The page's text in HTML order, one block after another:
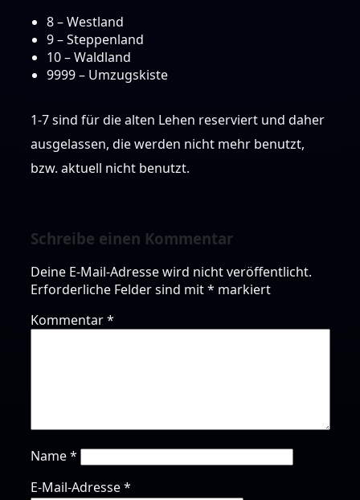
8 – Westland
9 – Steppenland
10 – Waldland
9999 – Umzugskiste
1-7 sind für die alten Lehen reserviert und daher
ausgelassen, die werden nicht mehr benutzt,
bzw. aktuell nicht benutzt.
Schreibe einen Kommentar
Deine E-Mail-Adresse wird nicht veröffentlicht.
Erforderliche Felder sind mit* markiert
Kommentar*
Name*
E-Mail-Adresse*